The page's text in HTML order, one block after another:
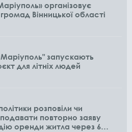
організовує
Вінницької області
запускають
для літніх людей
розповіли чи
повторно заяву
оренди житла через 6